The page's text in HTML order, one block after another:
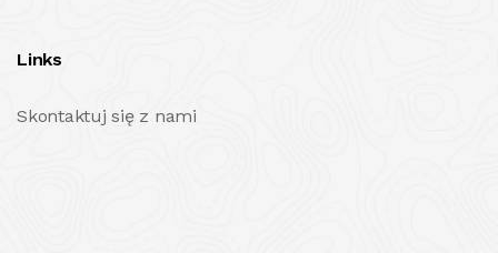
Links
Skontaktuj się z nami